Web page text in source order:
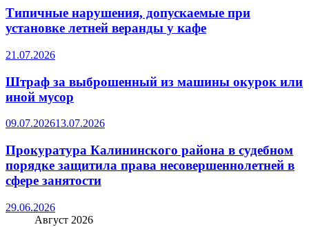
Типичные нарушения, допускаемые при
установке летней веранды у кафе
21.07.2026
Штраф за выброшенный из машины окурок или
иной мусор
09.07.202613.07.2026
Прокуратура Калининского района в судебном
порядке защитила права несовершеннолетней в
сфере занятости
29.06.2026
Август 2026